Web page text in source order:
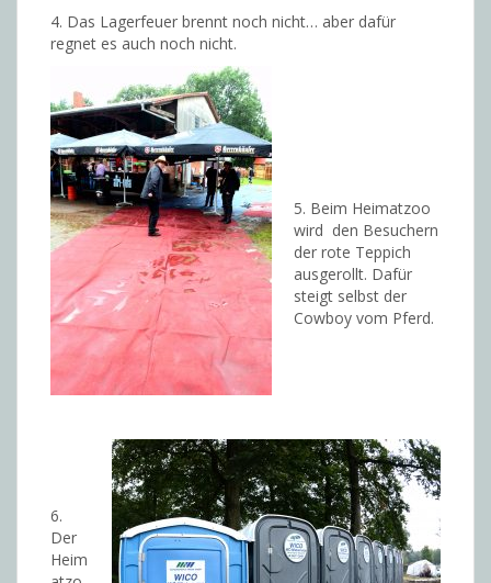
4. Das Lagerfeuer brennt noch nicht… aber dafür
regnet es auch noch nicht.
5. Beim Heimatzoo
wird den Besuchern
der rote Teppich
ausgerollt. Dafür
steigt selbst der
Cowboy vom Pferd.
6.
Der
Heim